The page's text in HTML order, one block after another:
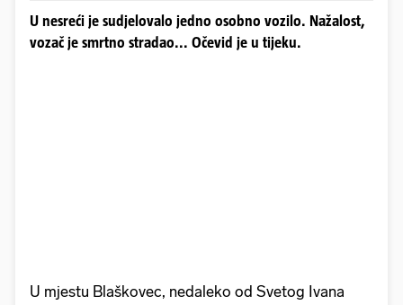
U nesreći je sudjelovalo jedno osobno vozilo. Nažalost,
vozač je smrtno stradao... Očevid je u tijeku.
U mjestu Blaškovec, nedaleko od Svetog Ivana